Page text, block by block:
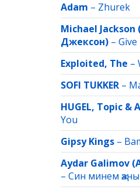
Adam – Zhurek
Michael
Джексон) –
Exploited, The –
SOFI TUKKER –
HUGEL, Topic &
You
Gipsy Kings –
Aydar Galimov
– Син минем